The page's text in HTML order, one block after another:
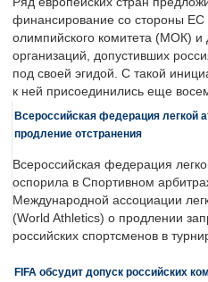
финансирование со стороны
олимпийского комитета (МОК) и
организаций, допустивших
под своей эгидой. С такой
к ней присоединились еще
Всероссийская федерация легкой
продление отстранения
Всероссийская федерация
оспорила в Спортивном
Международной ассоциации
(World Athletics) о продлении
российских спортсменов в
FIFA обсудит допуск российских